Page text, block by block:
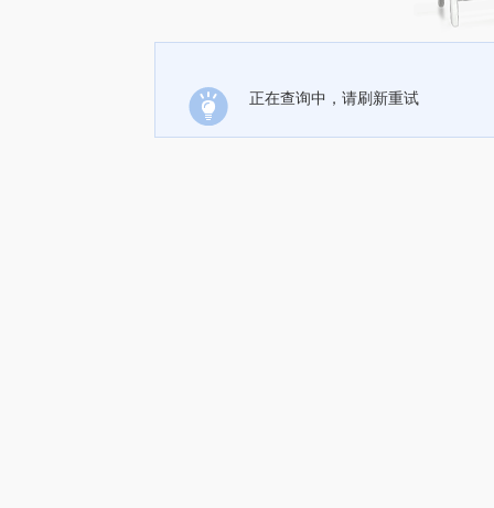
正在查询中，请刷新重试